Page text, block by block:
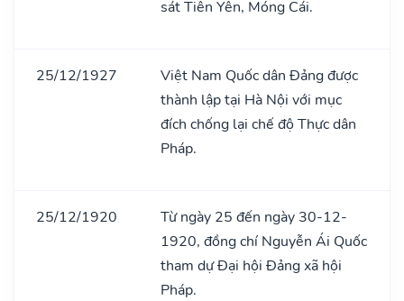
sát Tiên Yên, Móng Cái.
25/12/1927
Việt Nam Quốc dân Đảng được
thành lập tại Hà Nội với mục
đích chống lại chế độ Thực dân
Pháp.
25/12/1920
Từ ngày 25 đến ngày 30-12-
1920, đồng chí Nguyễn Ái Quốc
tham dự Đại hội Đảng xã hội
Pháp.